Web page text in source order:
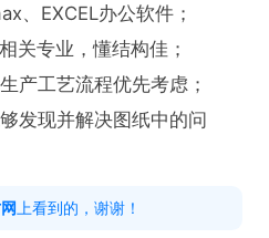
、EXCEL办公软件；
关专业，懂结构佳；
产工艺流程优先考虑；
发现并解决图纸中的问
上看到的，谢谢！